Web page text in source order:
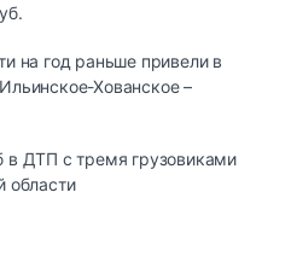
на год раньше привели в
Хованское –
в ДТП с тремя грузовиками
области